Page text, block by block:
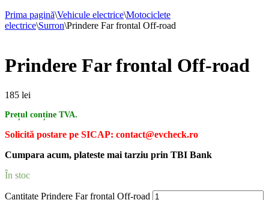
Prima pagină\Vehicule electrice\Motociclete
electrice\Surron\Prindere Far frontal Off-road
Prindere Far frontal Off-road
185 lei
Prețul conține TVA.
Solicită postare pe SICAP: contact@evcheck.ro
Cumpara acum, plateste mai tarziu prin TBI Bank
În stoc
Cantitate Prindere Far frontal Off-road